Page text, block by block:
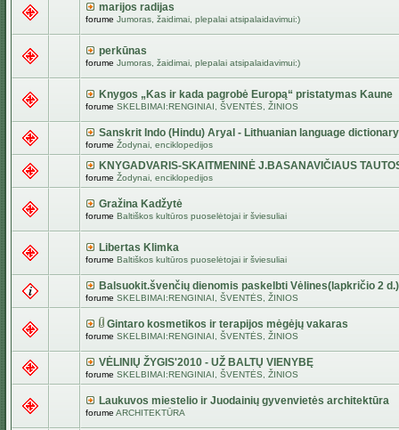
marijos radijas
forume Jumoras, žaidimai, plepalai atsipalaidavimui:)
perkūnas
forume Jumoras, žaidimai, plepalai atsipalaidavimui:)
Knygos „Kas ir kada pagrobė Europą“ pristatymas Kaune
forume SKELBIMAI:RENGINIAI, ŠVENTĖS, ŽINIOS
Sanskrit Indo (Hindu) Aryal - Lithuanian language dictionary
forume Žodynai, enciklopedijos
KNYGADVARIS-SKAITMENINĖ J.BASANAVIČIAUS
forume Žodynai, enciklopedijos
Gražina Kadžytė
forume Baltiškos kultūros puoselėtojai ir šviesuliai
Libertas Klimka
forume Baltiškos kultūros puoselėtojai ir šviesuliai
Balsuokit.švenčių dienomis paskelbti Vėlines(lapkričio 2 d.)
forume SKELBIMAI:RENGINIAI, ŠVENTĖS, ŽINIOS
Gintaro kosmetikos ir terapijos mėgėjų vakaras
forume SKELBIMAI:RENGINIAI, ŠVENTĖS, ŽINIOS
VĖLINIŲ ŽYGIS'2010 - UŽ BALTŲ VIENYBĘ
forume SKELBIMAI:RENGINIAI, ŠVENTĖS, ŽINIOS
Laukuvos miestelio ir Juodainių gyvenvietės architektūra
forume ARCHITEKTŪRA